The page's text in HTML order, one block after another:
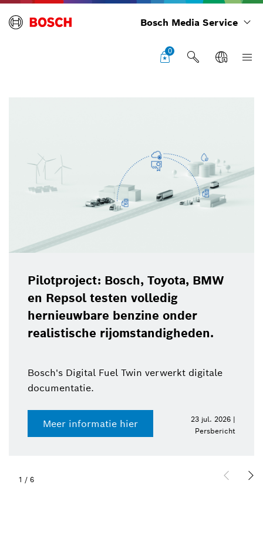
Bosch Media Service
0
Pilotproject: Bosch, Toyota, BMW
en Repsol testen volledig
hernieuwbare benzine onder
realistische rijomstandigheden.
Bosch's Digital Fuel Twin verwerkt digitale
documentatie.
Meer informatie hier
23 jul. 2026 |
Persbericht
1 / 6